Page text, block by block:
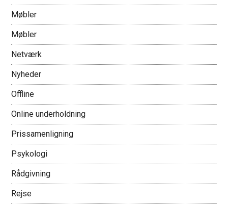
Møbler
Møbler
Netværk
Nyheder
Offline
Online underholdning
Prissamenligning
Psykologi
Rådgivning
Rejse